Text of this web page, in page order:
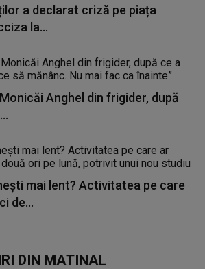
a declarat criză pe piața
la...
Anghel din frigider, după
mai lent? Activitatea pe care
de...
DIN MATINAL